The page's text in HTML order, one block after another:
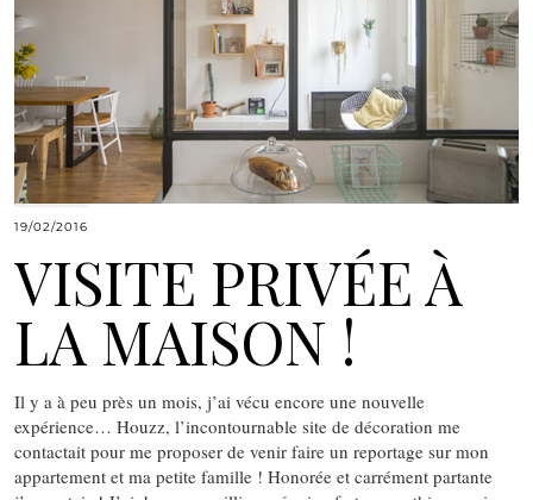
19/02/2016
VISITE PRIVÉE À
LA MAISON !
Il y a à peu près un mois, j’ai vécu encore une nouvelle
expérience… Houzz, l’incontournable site de décoration me
contactait pour me proposer de venir faire un reportage sur mon
appartement et ma petite famille ! Honorée et carrément partante